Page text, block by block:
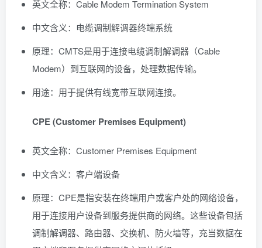
英文全称：Cable Modem Termination System
中文含义：电缆调制解调器终端系统
原理：CMTS是用于连接电缆调制解调器（Cable
Modem）到互联网的设备，处理数据传输。
用途：用于提供有线宽带互联网连接。
CPE (Customer Premises Equipment)
英文全称：Customer Premises Equipment
中文含义：客户端设备
原理：CPE是指安装在终端用户或客户处的网络设备，
用于连接用户设备到服务提供商的网络。这些设备包括
调制解调器、路由器、交换机、防火墙等，充当数据在